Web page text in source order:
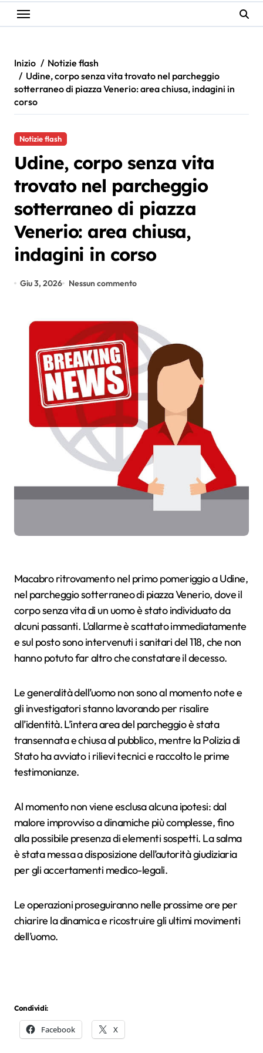
Inizio
Notizie flash
Udine, corpo senza vita trovato nel parcheggio
sotterraneo di piazza Venerio: area chiusa, indagini in
corso
Notizie flash
Udine, corpo senza vita
trovato nel parcheggio
sotterraneo di piazza
Venerio: area chiusa,
indagini in corso
Giu 3, 2026 Nessun commento
Macabro ritrovamento nel primo pomeriggio a Udine,
nel parcheggio sotterraneo di piazza Venerio, dove il
corpo senza vita di un uomo è stato individuato da
alcuni passanti. L’allarme è scattato immediatamente
e sul posto sono intervenuti i sanitari del 118, che non
hanno potuto far altro che constatare il decesso.
Le generalità dell’uomo non sono al momento note e
gli investigatori stanno lavorando per risalire
all’identità. L’intera area del parcheggio è stata
transennata e chiusa al pubblico, mentre la Polizia di
Stato ha avviato i rilievi tecnici e raccolto le prime
testimonianze.
Al momento non viene esclusa alcuna ipotesi: dal
malore improvviso a dinamiche più complesse, fino
alla possibile presenza di elementi sospetti. La salma
è stata messa a disposizione dell’autorità giudiziaria
per gli accertamenti medico-legali.
Le operazioni proseguiranno nelle prossime ore per
chiarire la dinamica e ricostruire gli ultimi movimenti
dell’uomo.
Condividi:
Facebook X